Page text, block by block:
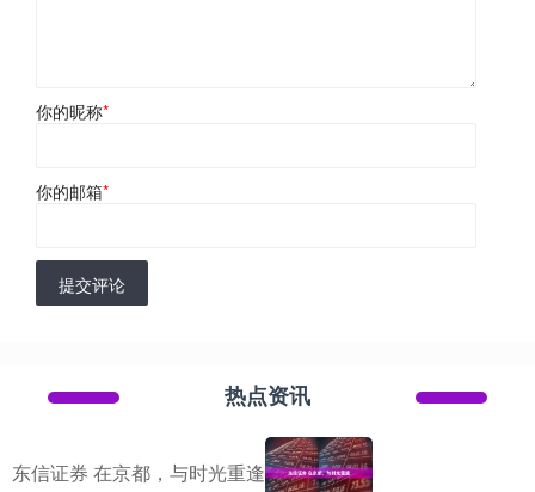
你的昵称*
你的邮箱*
提交评论
热点资讯
东信证券 在京都，与时光重逢